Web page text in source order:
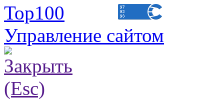
Управление сайтом